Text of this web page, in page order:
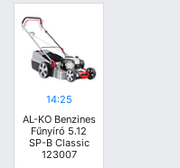
14:25
AL-KO Benzines
Fűnyíró 5.12
SP-B Classic
123007